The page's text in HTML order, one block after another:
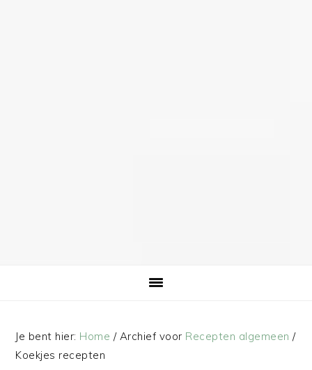
Je bent hier: Home /Archief voor Recepten algemeen /
Koekjes recepten